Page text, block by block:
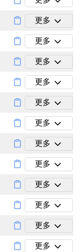
更多
更多
更多
更多
更多
更多
更多
更多
更多
更多
更多
更多